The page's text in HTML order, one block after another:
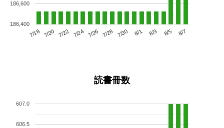
7/18 7/20 7/22 7/24 7/26 7/28 7/30 8/1 8/3 8/5 8/7
186,400
186,600
読書冊数
606.5
607.0